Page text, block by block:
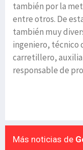
también por la
entre otros. De
también muy
ingeniero, técnico
carretillero,
responsable de
Más noticias de